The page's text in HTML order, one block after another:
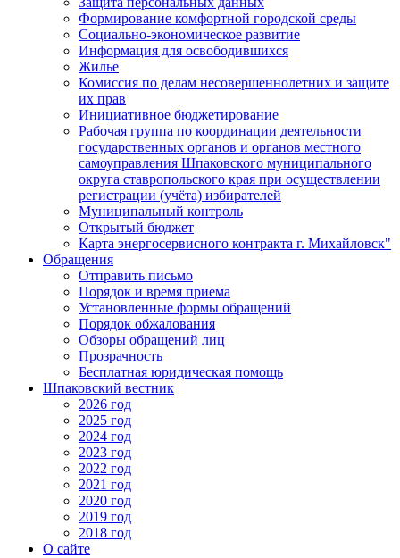
Формирование комфортной городской среды
Социально-экономическое развитие
Информация для освободившихся
Жилье
Комиссия по делам несовершеннолетних и защите
их прав
Инициативное бюджетирование
Рабочая группа по координации деятельности
государственных органов и органов местного
самоуправления Шпаковского муниципального
округа ставропольского края при осуществлении
регистрации (учёта) избирателей
Муниципальный контроль
Открытый бюджет
Карта энергосервисного контракта г. Михайловск"
Обращения
Отправить письмо
Порядок и время приема
Установленные формы обращений
Порядок обжалования
Обзоры обращений лиц
Прозрачность
Бесплатная юридическая помощь
Шпаковский вестник
2026 год
2025 год
2024 год
2023 год
2022 год
2021 год
2020 год
2019 год
2018 год
О сайте